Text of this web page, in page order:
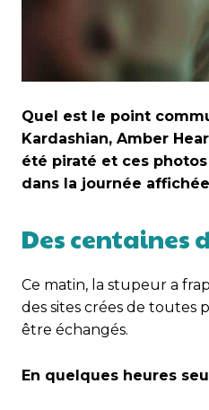
Quel est le point
Kardashian, Amber
été piraté et ces
dans la journée
Des centaines
Ce matin, la stupeur a
des sites crées de toutes
être échangés.
En quelques heures